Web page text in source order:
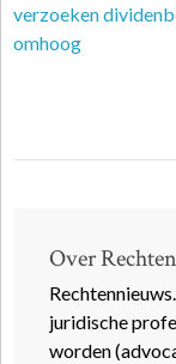
verzoeken
omhoog
Over
juridische
worden